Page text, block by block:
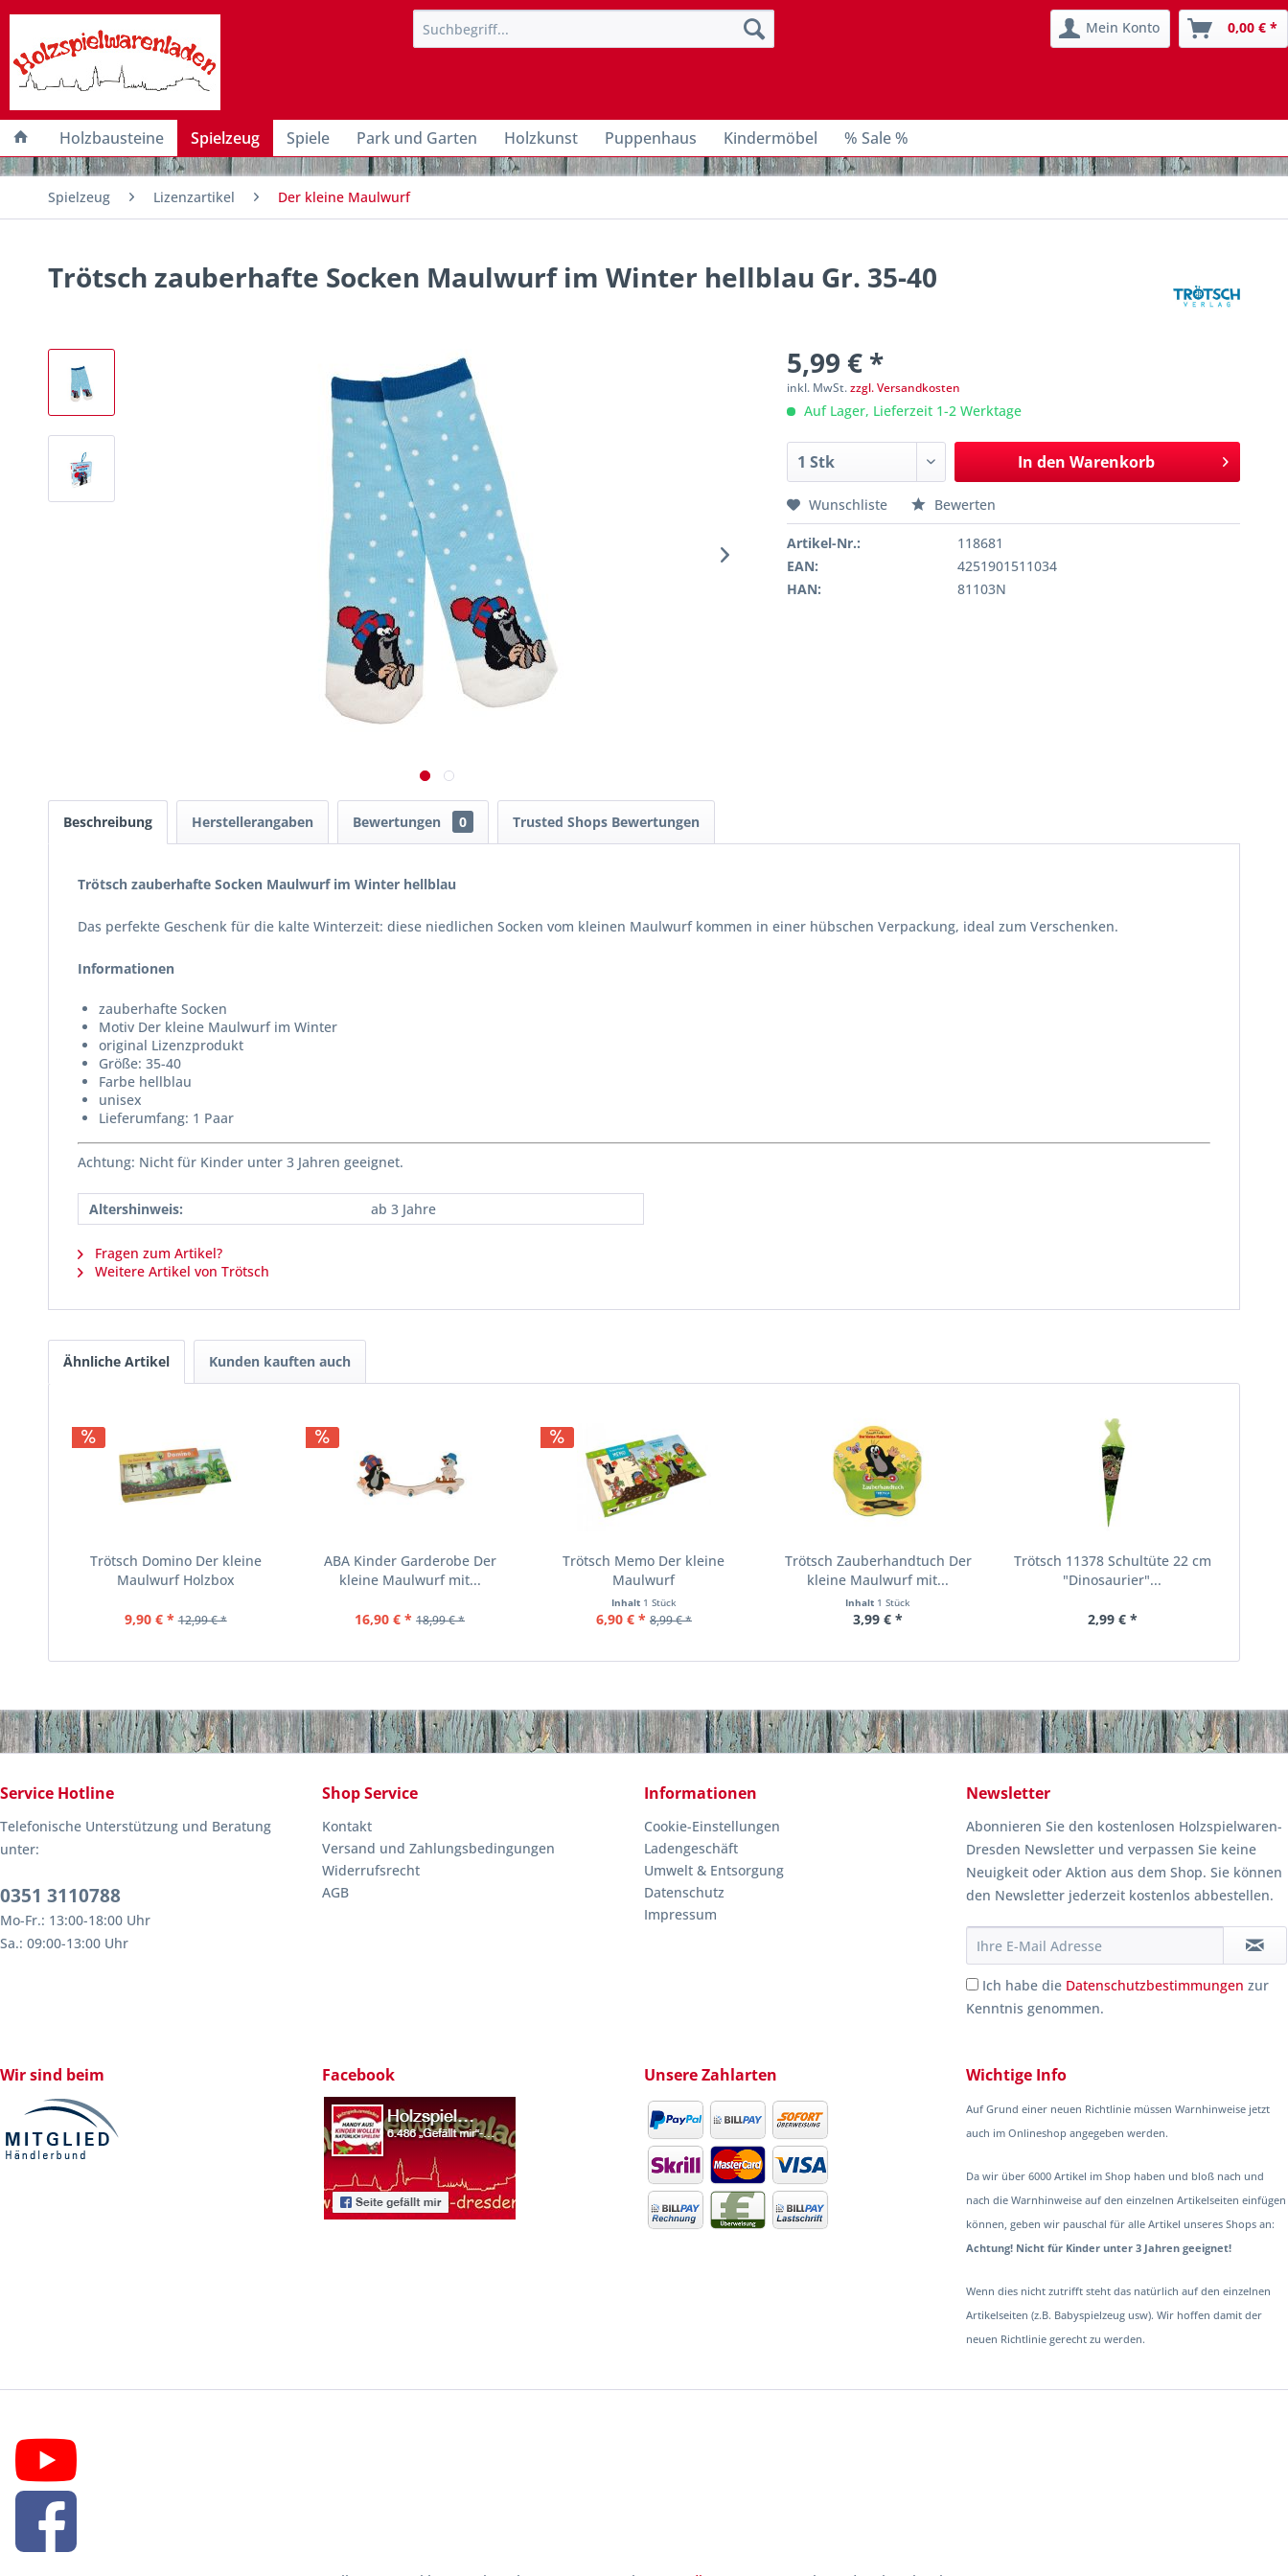
Mein Konto 0,00 € *
Holzbausteine Spielzeug Spiele Park und Garten Holzkunst Puppenhaus Kindermöbel % Sale %
Spielzeug Lizenzartikel Der kleine Maulwurf
Trötsch zauberhafte Socken Maulwurf im Winter hellblau Gr. 35-40
5,99 € *
inkl. MwSt.zzgl. Versandkosten
Auf Lager, Lieferzeit 1-2 Werktage
In den Warenkorb
Wunschliste Bewerten
Artikel-Nr.:
118681
EAN:
4251901511034
HAN:
81103N
Beschreibung Herstellerangaben Bewertungen 0 Trusted Shops Bewertungen
Trötsch zauberhafte Socken Maulwurf im Winter hellblau
Das perfekte Geschenk für die kalte Winterzeit: diese niedlichen Socken vom kleinen Maulwurf kommen in einer hübschen Verpackung, ideal zum Verschenken.
Informationen
zauberhafte Socken
Motiv Der kleine Maulwurf im Winter
original Lizenzprodukt
Größe: 35-40
Farbe hellblau
unisex
Lieferumfang: 1 Paar
Achtung: Nicht für Kinder unter 3 Jahren geeignet.
Altershinweis: ab 3 Jahre
Fragen zum Artikel?
Weitere Artikel von Trötsch
Ähnliche Artikel Kunden kauften auch
Trötsch Domino Der kleine
Maulwurf Holzbox
9,90 € * 12,99 € *
ABA Kinder Garderobe Der
kleine Maulwurf mit...
16,90 € * 18,99 € *
Trötsch Memo Der kleine
Maulwurf
Inhalt 1 Stück
6,90 € * 8,99 € *
Trötsch Zauberhandtuch Der
kleine Maulwurf mit...
Inhalt 1 Stück
3,99 € *
Trötsch 11378 Schultüte 22 cm
"Dinosaurier"...
2,99 € *
Service Hotline
Telefonische Unterstützung und Beratung
unter:
0351 3110788
Mo-Fr.: 13:00-18:00 Uhr
Sa.: 09:00-13:00 Uhr
Shop Service
Kontakt
Versand und Zahlungsbedingungen
Widerrufsrecht
AGB
Informationen
Cookie-Einstellungen
Ladengeschäft
Umwelt & Entsorgung
Datenschutz
Impressum
Newsletter
Abonnieren Sie den kostenlosen Holzspielwaren-
Dresden Newsletter und verpassen Sie keine
Neuigkeit oder Aktion aus dem Shop. Sie können
den Newsletter jederzeit kostenlos abbestellen.
Ich habe die Datenschutzbestimmungen zur
Kenntnis genommen.
Wir sind beim Facebook Unsere Zahlarten Wichtige Info
Auf Grund einer neuen Richtlinie müssen Warnhinweise jetzt
auch im Onlineshop angegeben werden.
Da wir über 6000 Artikel im Shop haben und bloß nach und
nach die Warnhinweise auf den einzelnen Artikelseiten einfügen
können, geben wir pauschal für alle Artikel unseres Shops an:
Achtung! Nicht für Kinder unter 3 Jahren geeignet!
Wenn dies nicht zutrifft steht das natürlich auf den einzelnen
Artikelseiten (z.B. Babyspielzeug usw). Wir hoffen damit der
neuen Richtlinie gerecht zu werden.